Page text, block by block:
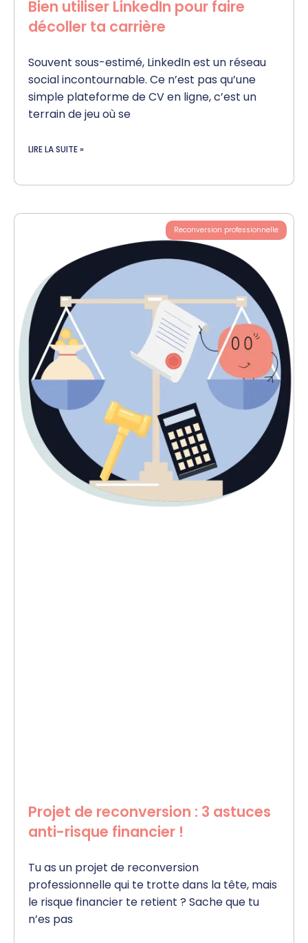
Bien utiliser LinkedIn pour faire
décoller ta carrière
Souvent sous-estimé, LinkedIn est un réseau
social incontournable. Ce n’est pas qu’une
simple plateforme de CV en ligne, c’est un
terrain de jeu où se
LIRE LA SUITE »
Reconversion professionnelle
Projet de reconversion : 3 astuces
anti-risque financier !
Tu as un projet de reconversion
professionnelle qui te trotte dans la tête, mais
le risque financier te retient ? Sache que tu
n’es pas